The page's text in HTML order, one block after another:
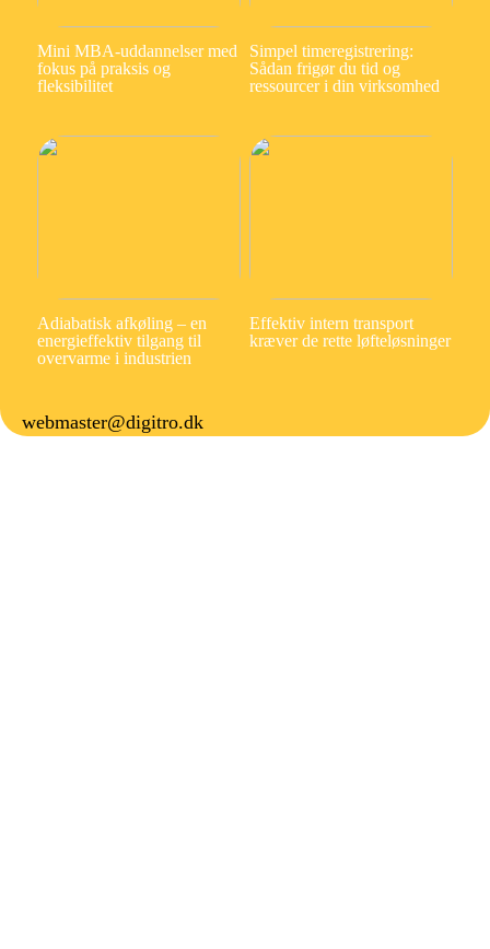
Mini MBA-uddannelser med
fokus på praksis og
fleksibilitet
Simpel timeregistrering:
Sådan frigør du tid og
ressourcer i din virksomhed
Adiabatisk afkøling – en
energieffektiv tilgang til
overvarme i industrien
Effektiv intern transport
kræver de rette løfteløsninger
webmaster@digitro.dk